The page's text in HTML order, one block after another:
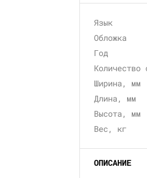
Язык
Обложка
Год
Количество
Ширина, мм
Длина, мм
Высота, мм
Вес, кг
ОПИСАНИЕ